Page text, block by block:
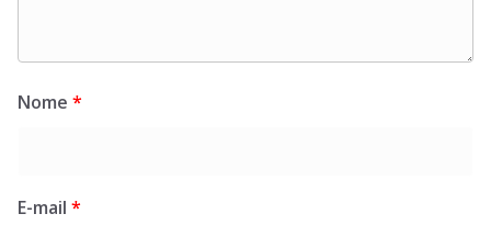
Nome *
E-mail *